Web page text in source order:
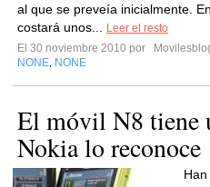
al que se preveía inicialmente.
costará unos...
Leer el resto
El 30 noviembre 2010 por
NONE NONE
El móvil N8 tiene
Nokia lo reconoce